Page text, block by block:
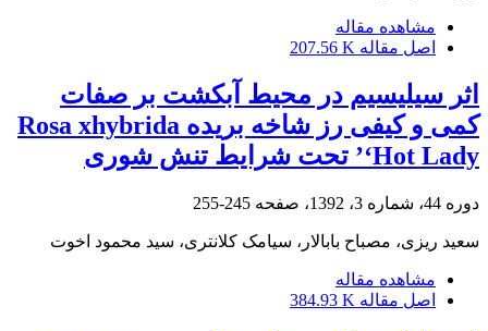
مشاهده مقاله
اصل مقاله 207.56 K
اثر سیلیسیم در محیط آبکشت بر صفات
کمی و کیفی رز شاخه بریده Rosa xhybrida
‘Hot Lady’ تحت شرایط تنش شوری
دوره 44، شماره 3، 1392، صفحه 245-255
سعید ریزی، مصباح بابالار، سیامک کلانتری، سید محمود اخوت
مشاهده مقاله
اصل مقاله 384.93 K